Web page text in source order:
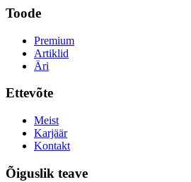
Toode
Premium
Artiklid
Äri
Ettevõte
Meist
Karjäär
Kontakt
Õiguslik teave